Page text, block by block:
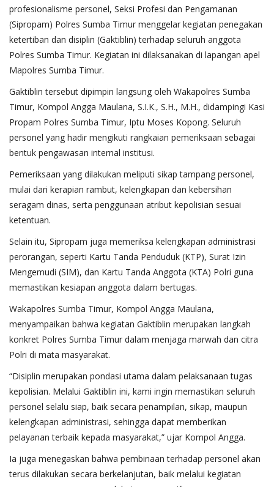
profesionalisme personel, Seksi Profesi dan Pengamanan
(Sipropam) Polres Sumba Timur menggelar kegiatan penegakan
ketertiban dan disiplin (Gaktiblin) terhadap seluruh anggota
Polres Sumba Timur. Kegiatan ini dilaksanakan di lapangan apel
Mapolres Sumba Timur.
Gaktiblin tersebut dipimpin langsung oleh Wakapolres Sumba
Timur, Kompol Angga Maulana, S.I.K., S.H., M.H., didampingi Kasi
Propam Polres Sumba Timur, Iptu Moses Kopong. Seluruh
personel yang hadir mengikuti rangkaian pemeriksaan sebagai
bentuk pengawasan internal institusi.
Pemeriksaan yang dilakukan meliputi sikap tampang personel,
mulai dari kerapian rambut, kelengkapan dan kebersihan
seragam dinas, serta penggunaan atribut kepolisian sesuai
ketentuan.
Selain itu, Sipropam juga memeriksa kelengkapan administrasi
perorangan, seperti Kartu Tanda Penduduk (KTP), Surat Izin
Mengemudi (SIM), dan Kartu Tanda Anggota (KTA) Polri guna
memastikan kesiapan anggota dalam bertugas.
Wakapolres Sumba Timur, Kompol Angga Maulana,
menyampaikan bahwa kegiatan Gaktiblin merupakan langkah
konkret Polres Sumba Timur dalam menjaga marwah dan citra
Polri di mata masyarakat.
“Disiplin merupakan pondasi utama dalam pelaksanaan tugas
kepolisian. Melalui Gaktiblin ini, kami ingin memastikan seluruh
personel selalu siap, baik secara penampilan, sikap, maupun
kelengkapan administrasi, sehingga dapat memberikan
pelayanan terbaik kepada masyarakat,” ujar Kompol Angga.
Ia juga menegaskan bahwa pembinaan terhadap personel akan
terus dilakukan secara berkelanjutan, baik melalui kegiatan